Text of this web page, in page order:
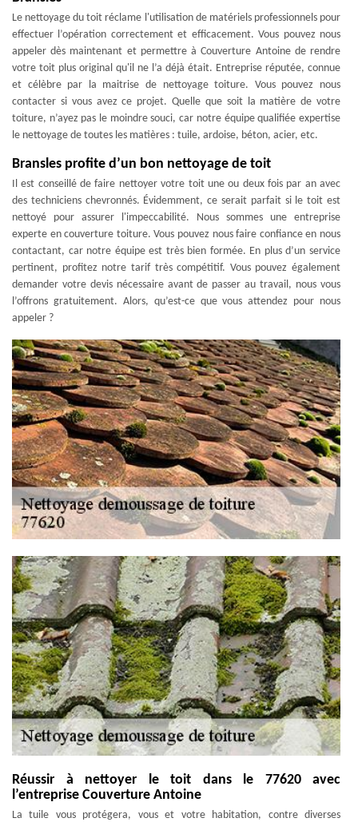
Le nettoyage du toit réclame l'utilisation de matériels professionnels pour
effectuer l’opération correctement et efficacement. Vous pouvez nous
appeler dès maintenant et permettre à Couverture Antoine de rendre
votre toit plus original qu'il ne l’a déjà était. Entreprise réputée, connue
et célèbre par la maitrise de nettoyage toiture. Vous pouvez nous
contacter si vous avez ce projet. Quelle que soit la matière de votre
toiture, n’ayez pas le moindre souci, car notre équipe qualifiée expertise
le nettoyage de toutes les matières : tuile, ardoise, béton, acier, etc.
Bransles profite d’un bon nettoyage de toit
Il est conseillé de faire nettoyer votre toit une ou deux fois par an avec
des techniciens chevronnés. Évidemment, ce serait parfait si le toit est
nettoyé pour assurer l'impeccabilité. Nous sommes une entreprise
experte en couverture toiture. Vous pouvez nous faire confiance en nous
contactant, car notre équipe est très bien formée. En plus d’un service
pertinent, profitez notre tarif très compétitif. Vous pouvez également
demander votre devis nécessaire avant de passer au travail, nous vous
l’offrons gratuitement. Alors, qu’est-ce que vous attendez pour nous
appeler ?
Réussir à nettoyer le toit dans le 77620 avec
l’entreprise Couverture Antoine
La tuile vous protégera, vous et votre habitation, contre diverses